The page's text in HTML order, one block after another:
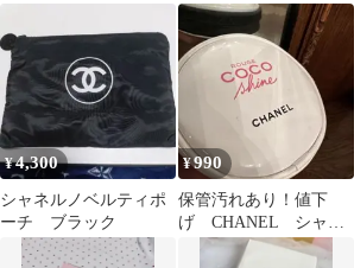
ティ巾着ポーチ
インポーチ
¥4,300
シャネルノベルティポ
ーチ ブラック
¥990
保管汚れあり！値下
げ CHANEL シャネ
ル ポーチ ノベルテ